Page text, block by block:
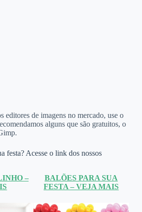
editores de imagens no mercado, use o
alguns que são gratuitos, o
festa? Acesse o link dos nossos
–
BALÕES PARA SUA
FESTA – VEJA MAIS